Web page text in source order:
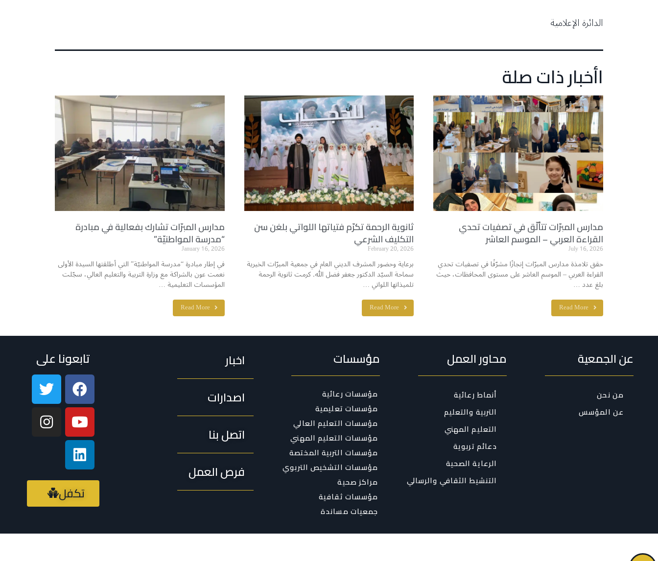
الدائرة الإعلامية
اأخبار ذات صلة
مدارس المبرّات تتألّق في تصفيات تحدي
القراءة العربي – الموسم العاشر
July 16, 2026
حقق تلامذة مدارس المبرّات إنجازًا مشرّفًا في تصفيات تحدي
القراءة العربي – الموسم العاشر على مستوى المحافظات، حيث
بلغ عدد …
Read More
ثانوية الرحمة تكرّم فتياتها اللواتي بلغن سن
التكليف الشرعي
February 20, 2026
برعاية وحضور المشرف الديني العام في جمعية المبرّات الخيرية
سماحة السيّد الدكتور جعفر فضل الله. كرمت ثانوية الرحمة
تلميذاتها اللواتي …
Read More
مدارس المبرّات تشارك بفعالية في مبادرة
“مدرسة المواطنيّة”
January 16, 2026
في إطار مبادرة “مدرسة المواطنيّة” التي أطلقتها السيدة الأولى
نعمت عون بالشراكة مع وزارة التربية والتعليم العالي، سجّلت
المؤسسات التعليمية …
Read More
عن الجمعية
من نحن
عن المؤسس
محاور العمل
أنماط رعائية
التربية والتعليم
التعليم المهني
دعائم تربوية
الرعاية الصحية
التنشيط الثقافي والرسالي
مؤسسات
مؤسسات رعائية
مؤسسات تعليمية
مؤسسات التعليم العالي
مؤسسات التعليم المهني
مؤسسات التربية المختصة
مؤسسات التشخيص التربوي
مراكز صحية
مؤسسات ثقافية
جمعيات مساندة
اخبار
اصدارات
اتصل بنا
فرص العمل
تابعونا على
تكفل